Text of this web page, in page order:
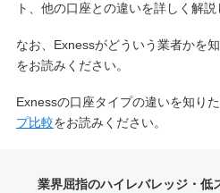
ト、他の口座との違いを詳しく解説
なお、Exnessがどういう業者かを知
をお読みください。
Exnessの口座タイプの違いを知りた
プ比較をお読みください。
業界屈指のハイレバレッジ・低